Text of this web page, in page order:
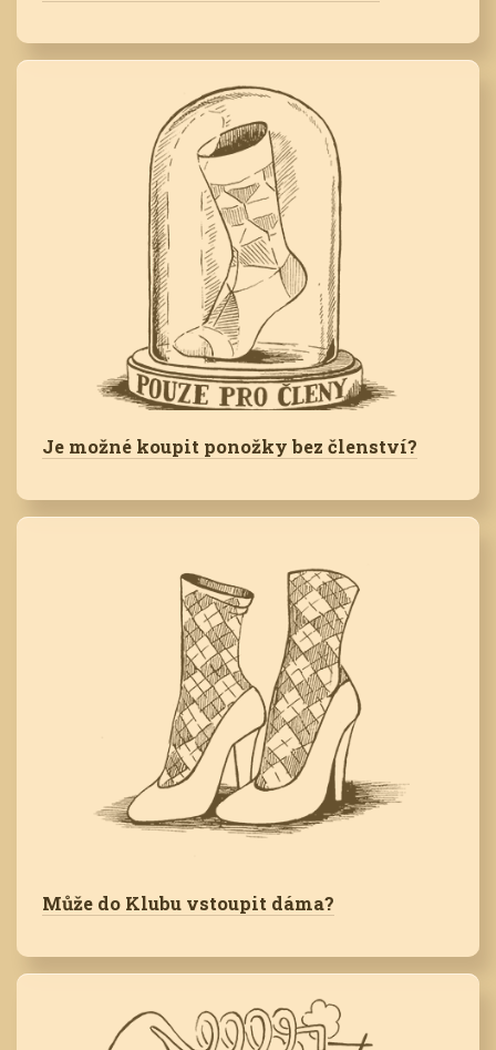
Je možné koupit ponožky bez členství?
Může do Klubu vstoupit dáma?